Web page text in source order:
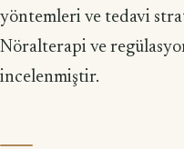
yöntemleri ve tedavi
Nöralterapi ve
incelenmiştir.